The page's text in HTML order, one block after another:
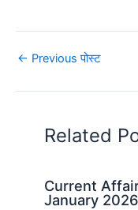
← Previous पोस्ट
Related
Current
January 2026